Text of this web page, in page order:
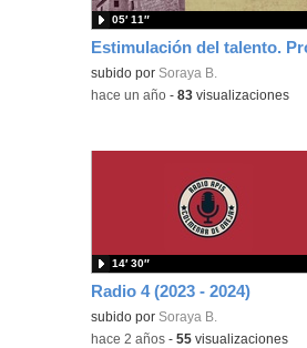
Contenido educativo.
subido por Soraya B.
05′ 11″
-hace un año -83 visualizaciones
Radio 4 (2023 - 2024)
Contenido educativo.
subido por Soraya B.
14′ 30″
-hace 2 años -55 visualizaciones